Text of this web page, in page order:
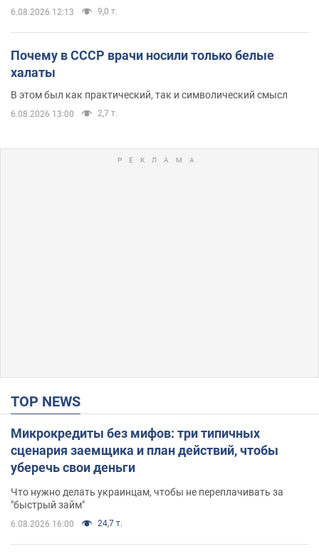
6.08.2026 12:13 9,0 т.
Почему в СССР врачи носили только белые
халаты
В этом был как практический, так и символический смысл
6.08.2026 13:00 2,7 т.
TOP NEWS
Микрокредиты без мифов: три типичных
сценария заемщика и план действий, чтобы
уберечь свои деньги
Что нужно делать украинцам, чтобы не переплачивать за
"быстрый займ"
6.08.2026 16:00 24,7 т.